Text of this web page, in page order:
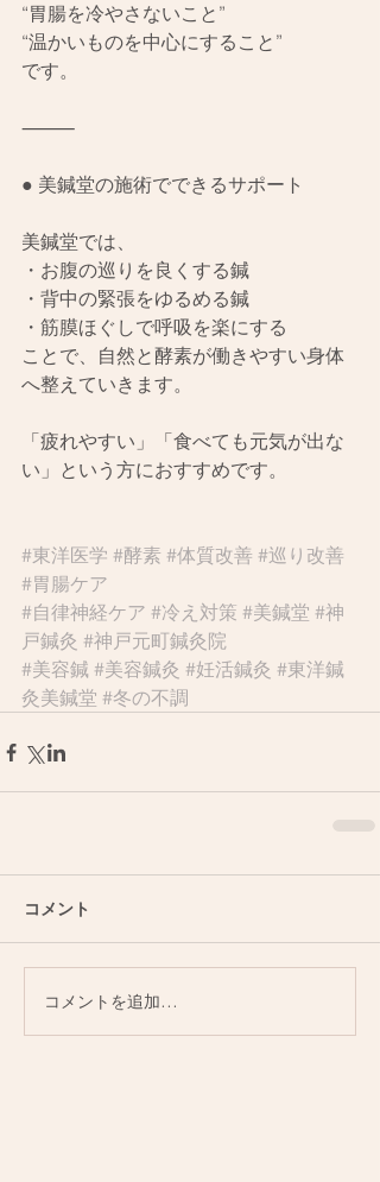
“胃腸を冷やさないこと”
“温かいものを中心にすること”
です。
⸻
● 美鍼堂の施術でできるサポート
美鍼堂では、
・お腹の巡りを良くする鍼
・背中の緊張をゆるめる鍼
・筋膜ほぐしで呼吸を楽にする
ことで、自然と酵素が働きやすい身体
へ整えていきます。
「疲れやすい」「食べても元気が出な
い」という方におすすめです。
#東洋医学 #酵素 #体質改善 #巡り改善
#胃腸ケア
#自律神経ケア #冷え対策 #美鍼堂 #神
戸鍼灸 #神戸元町鍼灸院
#美容鍼 #美容鍼灸 #妊活鍼灸 #東洋鍼
灸美鍼堂 #冬の不調
コメント
コメントを追加…